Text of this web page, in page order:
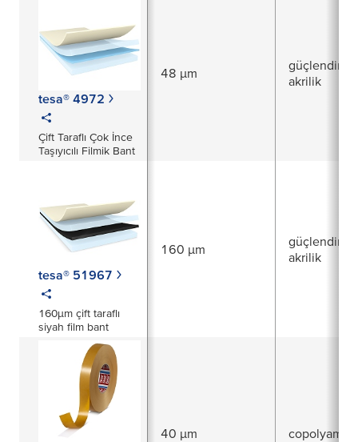
tesa® 4972
Çift Taraflı Çok İnce
Taşıyıcılı Filmik Bant
48 µm
akrilik
tesa® 51967
160µm çift taraflı
siyah film bant
160 µm
akrilik
40 µm